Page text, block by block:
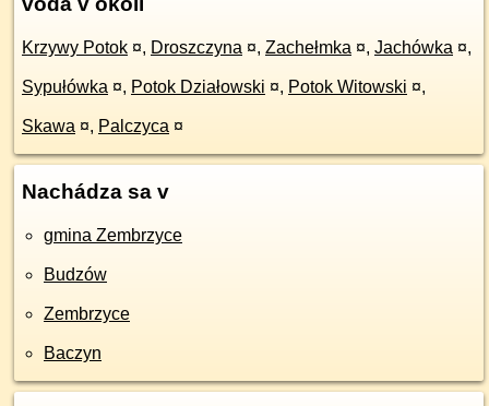
Krzywy Potok ¤, Droszczyna ¤, Zachełmka ¤, Jachówka ¤,
Sypułówka ¤, Potok Działowski ¤, Potok Witowski ¤,
Skawa ¤, Palczyca ¤
Nachádza sa v
gmina Zembrzyce
Budzów
Zembrzyce
Baczyn